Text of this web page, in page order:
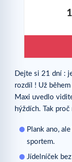
Dejte si 21 dní :
rozdíl ! Už
Maxi uvedlo
hýždích. Tak
Plank ano,
sportem.
Jídelníček